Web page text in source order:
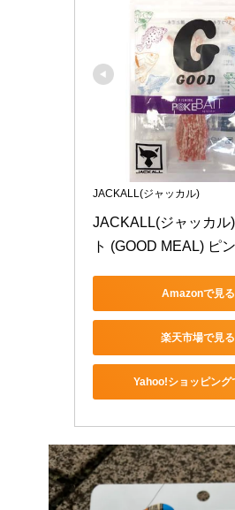
JACKALL(ジャッカル)
JACKALL(ジャッカル
ト (GOOD MEAL) ピ
Amazonで見る
楽天市場で見る
Yahoo!ショッピング